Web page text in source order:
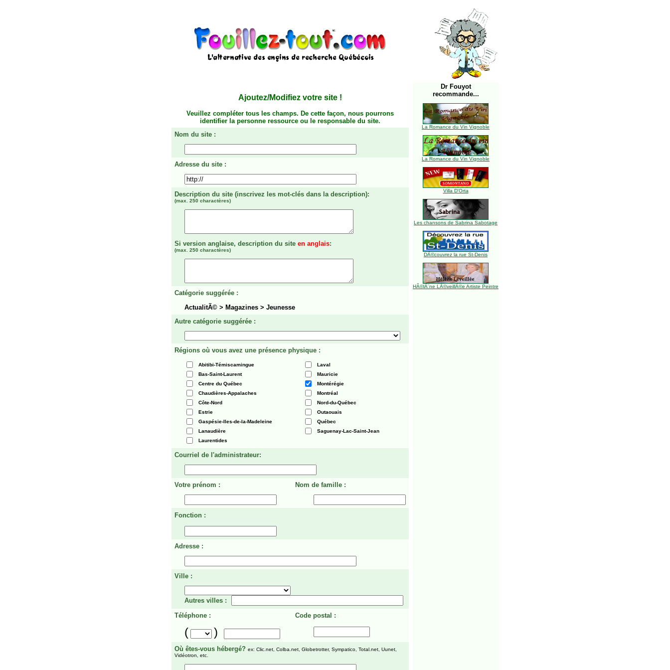
Ajoutez/Modifiez votre site !
Veuillez compléter tous les champs. De cette façon, nous pourrons
identifier la personne ressource ou le responsable du site.
Nom du site :
Adresse du site :
Description du site (inscrivez les mot-clés dans la description):
(max. 250 charactères)
Si version anglaise, description du site en anglais:
(max. 250 charactères)
Catégorie suggérée :
ActualitÃ© > Magazines > Jeunesse
Autre catégorie suggérée :
Régions où vous avez une présence physique :
Abitibi-Témiscamingue
Laval
Bas-Saint-Laurent
Mauricie
Centre du Québec
Montérégie
Chaudières-Appalaches
Montréal
Côte-Nord
Nord-du-Québec
Estrie
Outaouais
Gaspésie-Iles-de-la-Madeleine
Québec
Lanaudière
Saguenay-Lac-Saint-Jean
Laurentides
Courriel de l'administrateur:
Votre prénom : Nom de famille :
Fonction :
Adresse :
Ville :
Autres villes :
Téléphone :
Code postal :
( )
Où êtes-vous hébergé? ex: Clic.net, Colba.net, Globetrotter, Sympatico, Total.net, Uunet,
Vidéotron, etc.
Dr Fouyot
recommande...
La Romance du Vin Vignoble
La Romance du Vin Vignoble
Villa D'Orta
Les chansons de Sabrina Sabotage
DÃ©couvrez la rue St-Denis
HÃ©lÃ¨ne LÃ©veillÃ©e Artiste Peintre